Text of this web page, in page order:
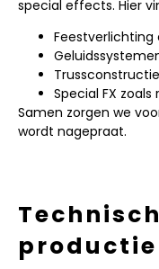
special effects. Hier
Special FX
Samen zorgen we
wordt nagepraat.
productie